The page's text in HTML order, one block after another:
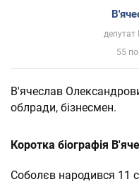
депутат
55
В'ячеслав
облради, бізнесмен.
Коротка біографія
Соболєв народився 11